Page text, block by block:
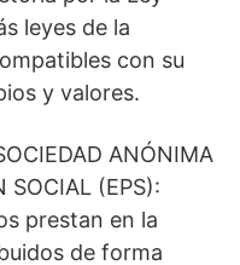
leyes de la
con su
y valores.
ANÓNIMA
SOCIAL (EPS):
prestan en la
de forma